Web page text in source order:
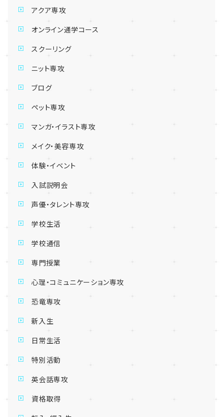
アクア専攻
オンライン通学コース
スクーリング
ニット専攻
ブログ
ペット専攻
マンガ・イラスト専攻
メイク・美容専攻
体験・イベント
入試説明会
声優・タレント専攻
学校生活
学校通信
専門授業
心理・コミュニケーション専攻
恐竜専攻
新入生
日常生活
特別活動
英会話専攻
資格取得